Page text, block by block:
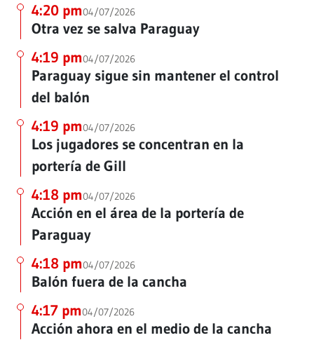
4:20 pm04/07/2026
Otra vez se salva Paraguay
4:19 pm04/07/2026
Paraguay sigue sin mantener el control
del balón
4:19 pm04/07/2026
Los jugadores se concentran en la
portería de Gill
4:18 pm04/07/2026
Acción en el área de la portería de
Paraguay
4:18 pm04/07/2026
Balón fuera de la cancha
4:17 pm04/07/2026
Acción ahora en el medio de la cancha